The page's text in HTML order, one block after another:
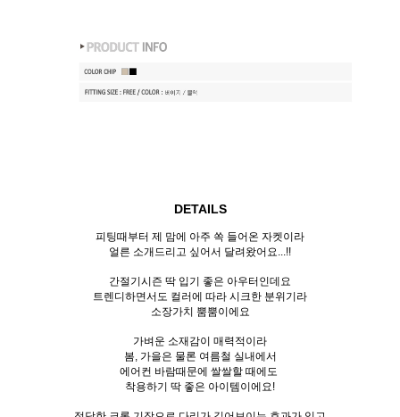
DETAILS
피팅때부터 제 맘에 아주 쏙 들어온 자켓이라
얼른 소개드리고 싶어서 달려왔어요...!!
간절기시즌 딱 입기 좋은 아우터인데요
트렌디하면서도 컬러에 따라 시크한 분위기라
소장가치 뿜뿜이에요
가벼운 소재감이 매력적이라
봄, 가을은 물론 여름철 실내에서
에어컨 바람때문에 쌀쌀할 때에도
착용하기 딱 좋은 아이템이에요!